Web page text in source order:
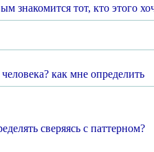
знакомится тот, кто этого
как мне определить
сверяясь с паттерном?